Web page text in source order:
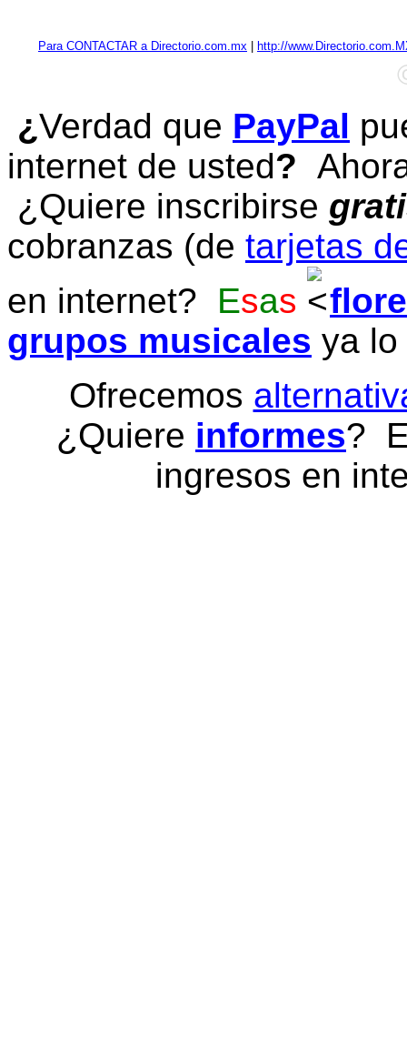
Para CONTACTAR a Directorio.com.mx http://
¿Verdad que PayPal
internet de usted?
¿Quiere inscribirse
cobranzas (de tarjetas
en internet? Esas
grupos musicales ya
Ofrecemos
¿Quiere informes?
ingresos en